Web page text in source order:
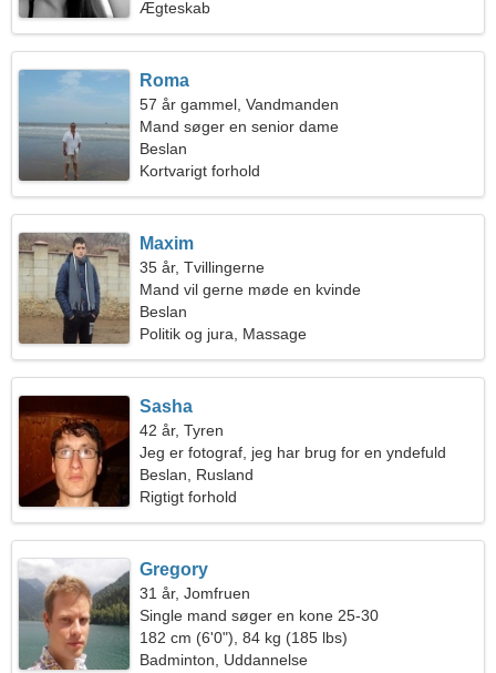
Ægteskab
Roma
57 år gammel, Vandmanden
Mand søger en senior dame
Beslan
Kortvarigt forhold
Maxim
35 år, Tvillingerne
Mand vil gerne møde en kvinde
Beslan
Politik og jura, Massage
Sasha
42 år, Tyren
Jeg er fotograf, jeg har brug for en yndefuld
kvinde
Beslan, Rusland
Rigtigt forhold
Gregory
31 år, Jomfruen
Single mand søger en kone 25-30
182 cm (6'0"), 84 kg (185 lbs)
Badminton, Uddannelse